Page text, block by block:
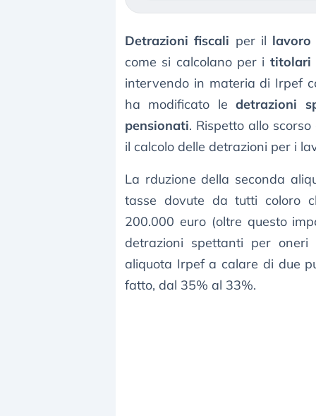
Detrazioni fiscali per il lavoro
come si calcolano per i titolari
intervendo in materia di Irpef
ha modificato ledetrazioni
pensionati. Rispetto allo
il calcolo delle detrazioni per i
La rduzione della seconda
tasse dovute da tutti coloro
200.000 euro (oltre questo
detrazioni spettanti per oneri
aliquota Irpef a calare di due
fatto, dal 35% al 33%.